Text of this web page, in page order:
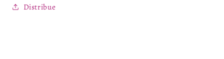
Distribue